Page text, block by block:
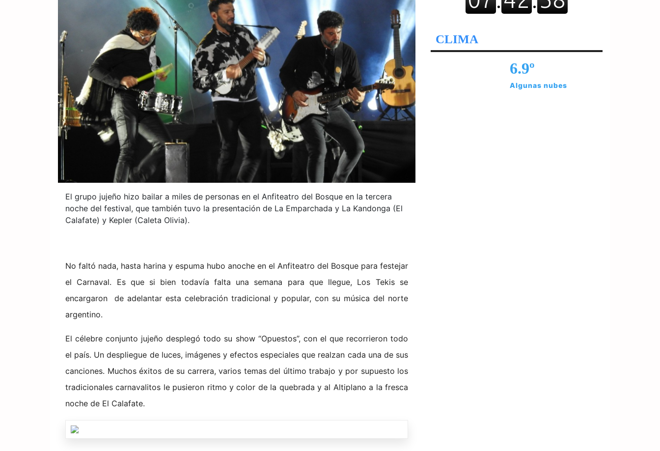
El grupo jujeño hizo bailar a miles de personas en el Anfiteatro del Bosque en la tercera
noche del festival, que también tuvo la presentación de La Emparchada y La Kandonga (El
Calafate) y Kepler (Caleta Olivia).
No faltó nada, hasta harina y espuma hubo anoche en el Anfiteatro del Bosque para festejar
el Carnaval. Es que si bien todavía falta una semana para que llegue, Los Tekis se
encargaron de adelantar esta celebración tradicional y popular, con su música del norte
argentino.
El célebre conjunto jujeño desplegó todo su show “Opuestos”, con el que recorrieron todo
el país. Un despliegue de luces, imágenes y efectos especiales que realzan cada una de sus
canciones. Muchos éxitos de su carrera, varios temas del último trabajo y por supuesto los
tradicionales carnavalitos le pusieron ritmo y color de la quebrada y al Altiplano a la fresca
noche de El Calafate.
CLIMA
6.9º
Algunas nubes